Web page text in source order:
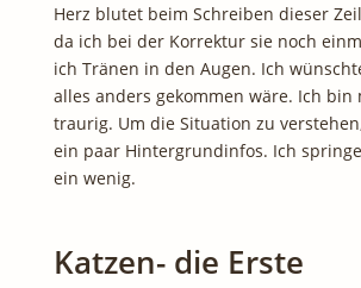
Herz blutet beim Schreiben dieser
da ich bei der Korrektur sie noch
ich Tränen in den Augen. Ich
alles anders gekommen wäre. Ich bin
traurig. Um die Situation zu
ein paar Hintergrundinfos. Ich
ein wenig.
Katzen- die Erste